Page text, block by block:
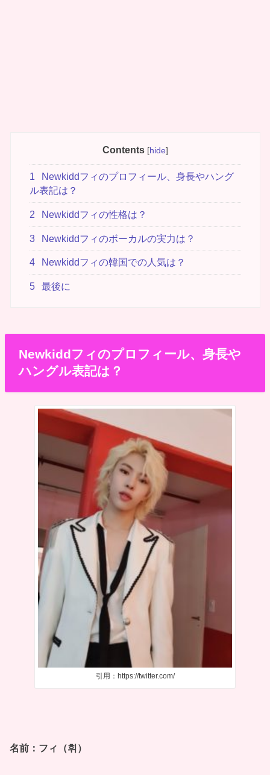
Contents [hide]
1
Newkiddフィのプロフィール、身長やハング
ル表記は？
2 Newkiddフィの性格は？
3 Newkiddフィのボーカルの実力は？
4 Newkiddフィの韓国での人気は？
5 最後に
Newkiddフィのプロフィール、身長や
ハングル表記は？
引用：https://twitter.com/
名前：フィ（휘）